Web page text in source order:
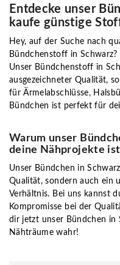
Entdecke unser
kaufe günstige
Hey, auf der Suche nach
Bündchenstoff in
Unser Bündchenstoff in
ausgezeichneter Qualität,
für Ärmelabschlüsse,
Bündchen ist perfekt für
Warum unser
deine Nähprojekte ist
Unser Bündchen in
Qualität, sondern auch ein
Verhältnis. Bei uns kannst
Kompromisse bei der
dir jetzt unser Bündchen in
Nähträume wahr!